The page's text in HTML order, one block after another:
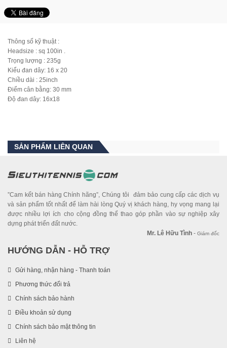
Thông số kỹ thuật :
Headsize : sq 100in .
Trọng lượng : 235g
Kiểu đan dây: 16 x 20
Chiều dài : 25inch
Điểm cân bằng: 30 mm
Độ đan dây: 16x18
SẢN PHẨM LIÊN QUAN
”Cam kết bán hàng Chính hãng”, Chúng tôi đảm bảo cung cấp các dịch vụ
và sản phẩm tốt nhất để làm hài lòng Quý vị khách hàng, hy vọng mang lại
được nhiều lợi ích cho cộng đồng thể thao góp phần vào sự nghiệp xây
dựng phát triển đất nước.
Mr. Lê Hữu Tình - Giám đốc
HƯỚNG DẪN - HỖ TRỢ
Gửi hàng, nhận hàng - Thanh toán
Phương thức đổi trả
Chính sách bảo hành
Điều khoản sử dụng
Chính sách bảo mật thông tin
Liên hệ